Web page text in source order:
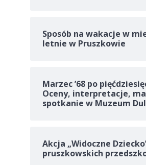
Sposób na wakacje w
letnie w Pruszkowie
Marzec ’68 po
Oceny, interpretacje,
spotkanie w Muzeum
Akcja „Widoczne
pruszkowskich